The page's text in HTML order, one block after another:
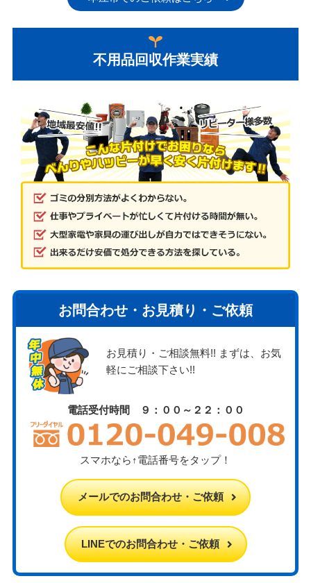
不用品回収作業実績
お問合わせ・お見積り・ご依頼
お見積り・ご相談無料!! まずは、お気
軽にご相談下さい!!
電話受付時間 ９：００～２２：００
スマホなら↑電話番号をタップ！
メールでのお問合わせ・ご依頼
LINEでのお問合わせ・ご依頼